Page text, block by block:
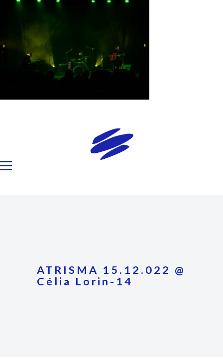
ATRISMA 15.12.022 @
Célia Lorin-14